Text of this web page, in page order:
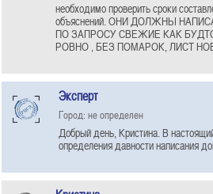
необходимо проверить сроки
объяснений. ОНИ ДОЛЖНЫ
ПО ЗАПРОСУ СВЕЖИЕ КАК
РОВНО , БЕЗ ПОМАРОК, ЛИСТ
Эксперт
Город: не определен
Добрый день, Кристина. В
определения давности написания